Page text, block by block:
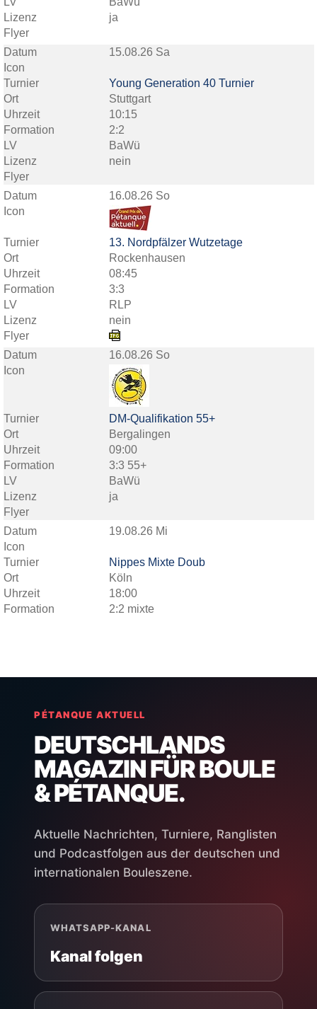
PÉTANQUE AKTUELL
DEUTSCHLANDS
MAGAZIN FÜR BOULE
& PÉTANQUE.
Aktuelle Nachrichten, Turniere, Ranglisten
und Podcastfolgen aus der deutschen und
internationalen Bouleszene.
WHATSAPP-KANAL
Kanal folgen